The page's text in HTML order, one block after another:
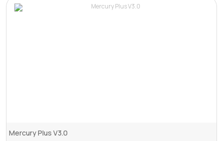
Mercury Plus V3.0